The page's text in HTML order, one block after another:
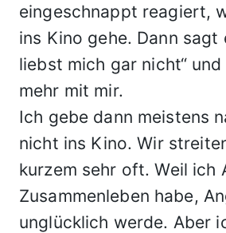
eingeschnappt reagiert,
ins Kino gehe. Dann sagt
liebst mich gar nicht“
mehr mit mir.
Ich gebe dann meistens
nicht ins Kino. Wir
kurzem sehr oft. Weil ich
Zusammenleben habe,
unglücklich werde. Aber